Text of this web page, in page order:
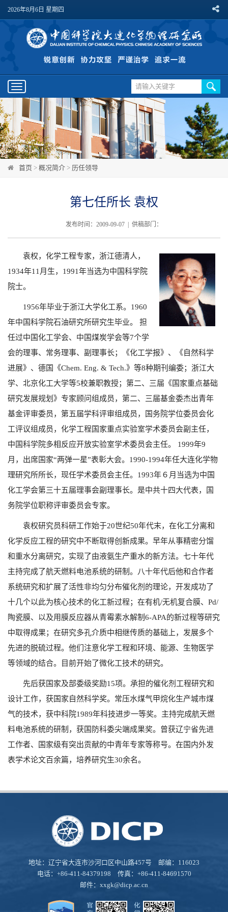
2026年8月6日 星期四
Toggle
navigation
首页 > 概况简介 > 历任领导
第七任所长 袁权
发布时间：2009-09-07 | 供稿部门：
袁权，化学工程专家，浙江德清人，
1934年11月生，1991年当选为中国科学院
院士。
1956年毕业于浙江大学化工系。1960
年中国科学院石油研究所研究生毕业。 担
任过中国化工学会、中国煤炭学会等7个学
会的理事、常务理事、副理事长；《化工学报》、《自然科学
进展》、德国《Chem. Eng. & Tech.》等8种期刊编委；浙江大
学、北京化工大学等5校兼职教授；第二、三届《国家重点基础
研究发展规划》专家顾问组成员，第二、三届基金委杰出青年
基金评审委员，第五届学科评审组成员，国务院学位委员会化
工评议组成员，化学工程国家重点实验室学术委员会副主任，
中国科学院多相反应开放实验室学术委员会主任。 1999年9
月，出席国家“两弹一星”表彰大会。1990-1994年任大连化学物
理研究所所长，现任学术委员会主任。1993年６月当选为中国
化工学会第三十五届理事会副理事长。是中共十四大代表，国
务院学位职称评审委员会专家。
袁权研究员科研工作始于20世纪50年代末，在化工分离和
化学反应工程的研究中不断取得创新成果。早年从事精密分馏
和重水分离研究，实现了由液氨生产重水的新方法。七十年代
主持完成了航天燃料电池系统的研制。八十年代后他和合作者
系统研究和扩展了活性非均匀分布催化剂的理论，开发成功了
十几个以此为核心技术的化工新过程；在有机/无机复合膜、Pd/
陶瓷膜、以及用膜反应器从青霉素水解制6-APA的新过程等研究
中取得成果；在研究多孔介质中相继传质的基础上，发展多个
先进的脱硫过程。他们注意化学工程和环境、能源、生物医学
等领域的结合。目前开始了微化工技术的研究。
先后获国家及部委级奖励15项。承担的催化剂工程研究和
设计工作，获国家自然科学奖。常压水煤气甲烷化生产城市煤
气的技术，获中科院1989年科技进步一等奖。主持完成航天燃
料电池系统的研制，获国防科委尖端成果奖。曾获辽宁省先进
工作者、国家级有突出贡献的中青年专家等称号。在国内外发
表学术论文百余篇，培养研究生30余名。
地址：辽宁省大连市沙河口区中山路457号 邮编：116023
电话：+86-411-84379198 传真：+86-411-84691570
邮件： xxgk@dicp.ac.cn